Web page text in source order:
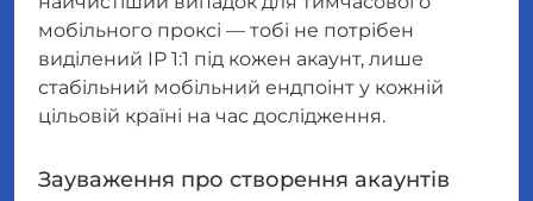
мобільного проксі — тобі не потрібен
виділений IP 1:1 під кожен акаунт, лише
стабільний мобільний ендпоінт у кожній
цільовій країні на час дослідження.
Зауваження про створення акаунтів